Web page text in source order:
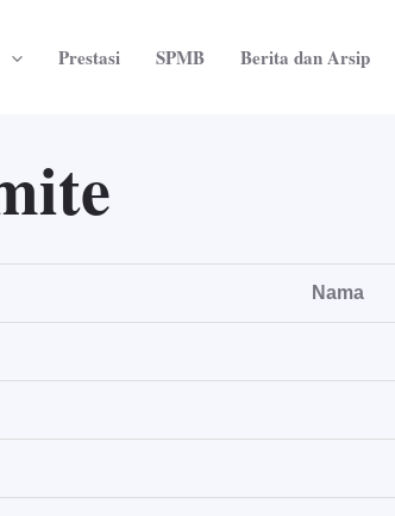
Prestasi SPMB Berita dan Arsip
Nama